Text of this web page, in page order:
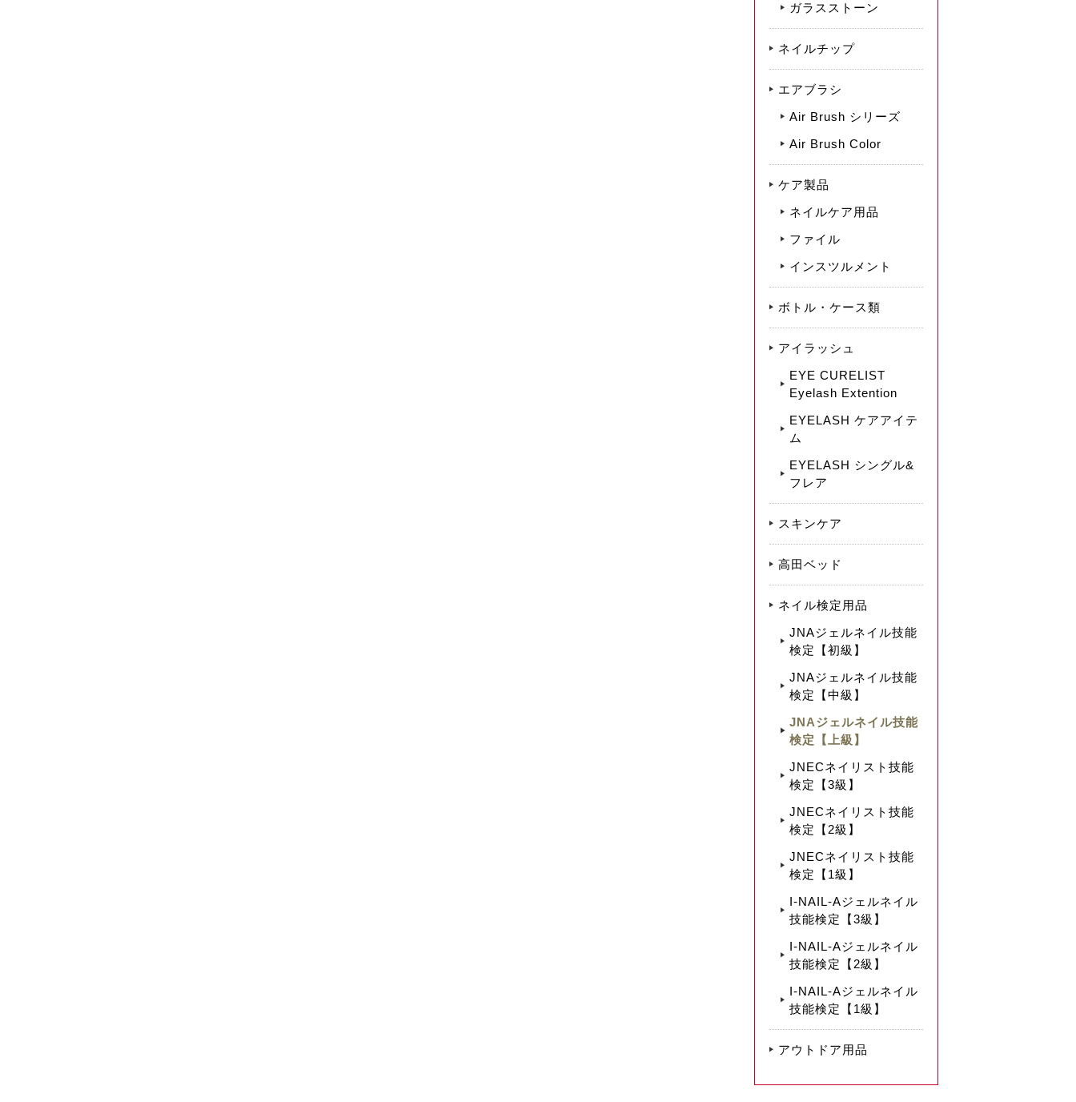
ガラスストーン
ネイルチップ
エアブラシ
Air Brush シリーズ
Air Brush Color
ケア製品
ネイルケア用品
ファイル
インスツルメント
ボトル・ケース類
アイラッシュ
EYE CURELIST
Eyelash Extention
EYELASH ケアアイテ
ム
EYELASH シングル&
フレア
スキンケア
高田ベッド
ネイル検定用品
JNAジェルネイル技能
検定【初級】
JNAジェルネイル技能
検定【中級】
JNAジェルネイル技能
検定【上級】
JNECネイリスト技能
検定【3級】
JNECネイリスト技能
検定【2級】
JNECネイリスト技能
検定【1級】
I-NAIL-Aジェルネイル
技能検定【3級】
I-NAIL-Aジェルネイル
技能検定【2級】
I-NAIL-Aジェルネイル
技能検定【1級】
アウトドア用品